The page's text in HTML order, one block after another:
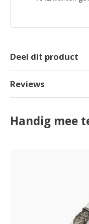
Deel dit product
Reviews
Handig mee